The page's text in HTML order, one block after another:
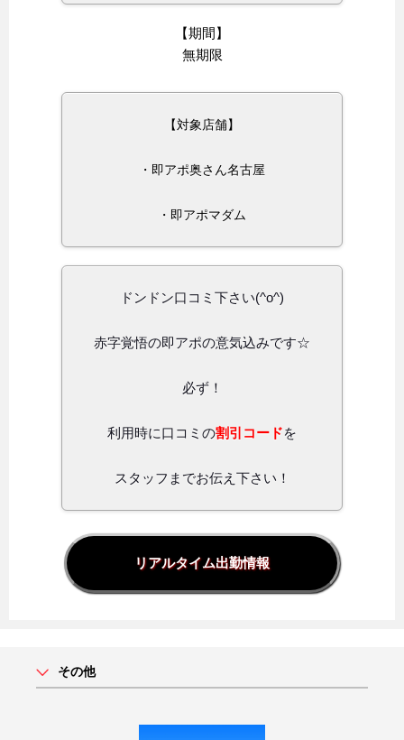
【期間】
無期限
【対象店舗】
・即アポ奥さん名古屋
・即アポマダム
ドンドン口コミ下さい(^o^)
赤字覚悟の即アポの意気込みです☆
必ず！
利用時に口コミの割引コードを
スタッフまでお伝え下さい！
リアルタイム出勤情報
その他